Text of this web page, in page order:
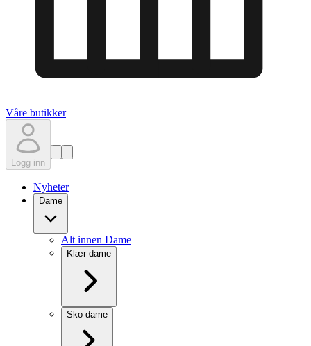
Våre butikker
Logg inn
Nyheter
Dame
Alt innen Dame
Klær dame
Sko dame